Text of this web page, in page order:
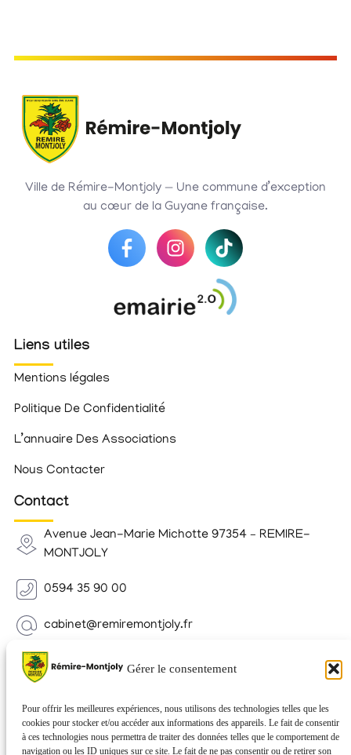
Gérer le consentement
Pour offrir les meilleures expériences, nous utilisons des technologies telles que les
cookies pour stocker et/ou accéder aux informations des appareils. Le fait de consentir
à ces technologies nous permettra de traiter des données telles que le comportement de
navigation ou les ID uniques sur ce site. Le fait de ne pas consentir ou de retirer son
Ville de Rémire-Montjoly — Une commune d’exception
au cœur de la Guyane française.
Liens utiles
Mentions légales
Politique De Confidentialité
L’annuaire Des Associations
Nous Contacter
Contact
Avenue Jean-Marie Michotte 97354 – REMIRE-
MONTJOLY
0594 35 90 00
cabinet@remiremontjoly.fr
Newsletter
nouvelles de votre commune.